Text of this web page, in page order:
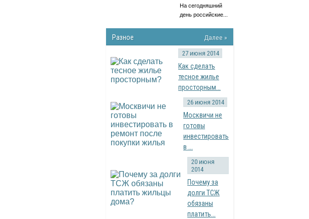
На сегодняшний
день российские...
Разное Далее »
27 июня 2014
Как сделать
тесное жилье
просторным...
26 июня 2014
Москвичи не
готовы
инвестировать
в ...
20 июня
2014
Почему за
долги ТСЖ
обязаны
платить...